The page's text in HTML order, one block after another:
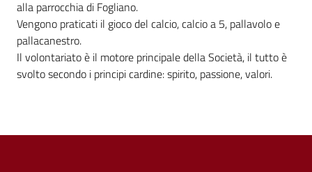
alla parrocchia di Fogliano.
Vengono praticati il gioco del calcio, calcio a 5, pallavolo e
pallacanestro.
Il volontariato è il motore principale della Società, il tutto è
svolto secondo i principi cardine: spirito, passione, valori.